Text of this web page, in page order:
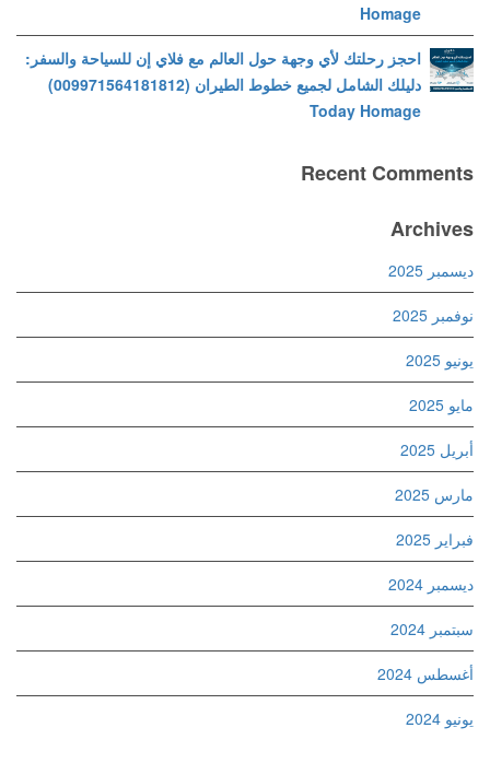
Homage
احجز رحلتك لأي وجهة حول العالم مع فلاي إن للسياحة والسفر:
دليلك الشامل لجميع خطوط الطيران (009971564181812)
Today Homage
Recent Comments
Archives
ديسمبر 2025
نوفمبر 2025
يونيو 2025
مايو 2025
أبريل 2025
مارس 2025
فبراير 2025
ديسمبر 2024
سبتمبر 2024
أغسطس 2024
يونيو 2024